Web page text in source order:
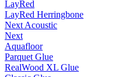
LayRed
LayRed Herringbone
Next Acoustic
Next
Aquafloor
Parquet Glue
RealWood XL Glue